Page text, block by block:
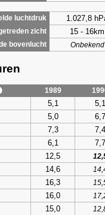
luchtdruk 1.027,8
zicht 15 - 16km
bovenlucht Onbekend
1989
5,1 5,1
5,0 6,7
7,3 7,4
6,1 7,7
12,5
14,6
16,3
16,0
15,0